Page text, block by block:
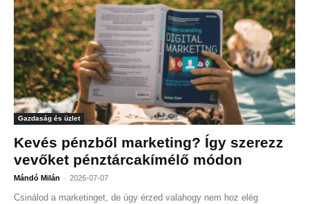
Gazdaság és üzlet
Kevés pénzből marketing? Így szerezz
vevőket pénztárcakímélő módon
Mándó Milán - 2026-07-07
Csinálod a marketinget, de úgy érzed valahogy nem hoz elég